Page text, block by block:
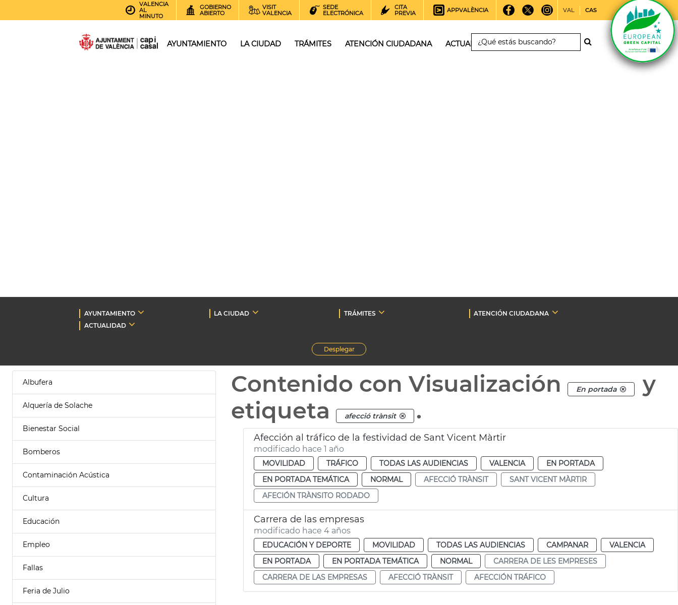
VALENCIA
AL
MINUTO
GOBIERNO
ABIERTO
VISIT
VALENCIA
SEDE
ELECTRÓNICA
CITA
PREVIA
APPVALÈNCIA VAL CAS
AYUNTAMIENTO LA CIUDAD TRÁMITES ATENCIÓN CIUDADANA ACTUALIDAD
AYUNTAMIENTO LA CIUDAD TRÁMITES
ATENCIÓN CIUDADANA
ACTUALIDAD
Desplegar
Albufera
Alquería de Solache
Bienestar Social
Bomberos
Contaminación Acústica
Cultura
Educación
Empleo
Fallas
Feria de Julio
Contenido con Visualización En portada
y
etiqueta
afecció trànsit .
Afección al tráfico de la festividad de Sant Vicent Màrtir
modificado hace 1 año
MOVILIDAD TRÁFICO TODAS LAS AUDIENCIAS VALENCIA
EN PORTADA
EN PORTADA TEMÁTICA
NORMAL AFECCIÓ TRÀNSIT
SANT VICENT MÀRTIR
AFECIÓN TRÀNSITO RODADO
Carrera de las empresas
modificado hace 4 años
EDUCACIÓN Y DEPORTE MOVILIDAD TODAS LAS AUDIENCIAS CAMPANAR
VALENCIA
EN PORTADA
EN PORTADA TEMÁTICA NORMAL
CARRERA DE LES EMPRESES
CARRERA DE LAS EMPRESAS
AFECCIÓ TRÀNSIT AFECCIÓN TRÁFICO